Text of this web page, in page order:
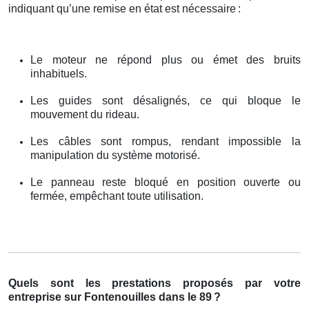
indiquant qu’une remise en état est nécessaire :
Le moteur ne répond plus ou émet des bruits
inhabituels.
Les guides sont désalignés, ce qui bloque le
mouvement du rideau.
Les câbles sont rompus, rendant impossible la
manipulation du système motorisé.
Le panneau reste bloqué en position ouverte ou
fermée, empêchant toute utilisation.
Quels sont les prestations proposés par votre
entreprise sur Fontenouilles dans le 89 ?